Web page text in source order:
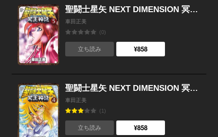
聖闘士星矢 NEXT DIMENSION 冥王神話 （5）
車田正美
(0)
立ち読み ¥858
聖闘士星矢 NEXT DIMENSION 冥王神話 （4）
車田正美
(1)
立ち読み ¥858